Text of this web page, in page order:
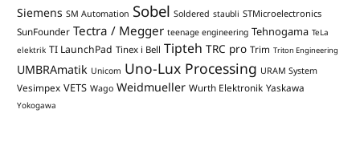
Siemens SM Automation Sobel Soldered staubli STMicroelectronics
SunFounder Tectra / Megger teenage engineering Tehnogama TeLa
elektrik TI LaunchPad Tinex i Bell Tipteh TRC pro Trim Triton Engineering
UMBRAmatik Unicom Uno-Lux Processing URAM System
Vesimpex VETS Wago Weidmueller Wurth Elektronik Yaskawa
Yokogawa